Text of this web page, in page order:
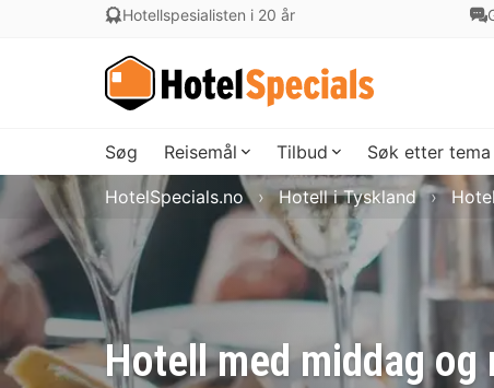
Hotellspesialisten i 20 år
Søg Reisemål Tilbud Søk etter tema
Hotell med middag
HotelSpecials.no Hotell i Tyskland